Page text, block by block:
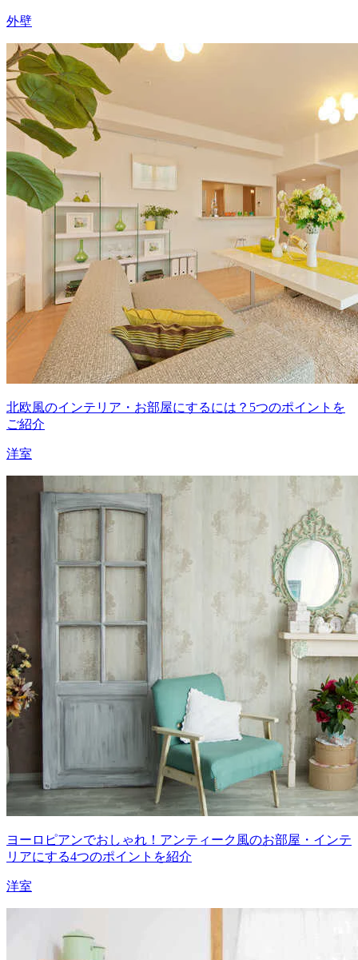
外壁
北欧風のインテリア・お部屋にするには？5つのポイントを
ご紹介
洋室
ヨーロピアンでおしゃれ！アンティーク風のお部屋・インテ
リアにする4つのポイントを紹介
洋室